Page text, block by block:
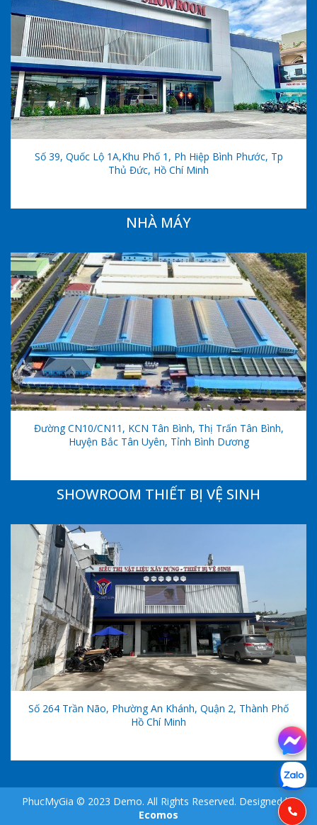
Số 39, Quốc Lộ 1A,khu Phố 1, Ph Hiệp Bình Phước, Tp
Thủ Đức, Hồ Chí Minh
NHÀ MÁY
Đường CN10/CN11, KCN Tân Bình, Thị Trấn Tân Bình,
Huyện Bắc Tân Uyên, Tỉnh Bình Dương
SHOWROOM THIẾT BỊ VỆ SINH
Số 264 Trần Não, Phường An Khánh, Quận 2, Thành Phố
Hồ Chí Minh
PhucMyGia © 2023 Demo. All Rights Reserved. Designed by
Ecomos